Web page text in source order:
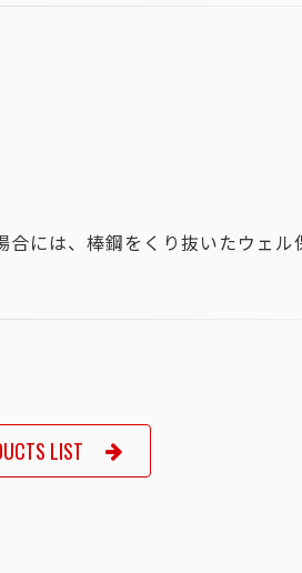
には、棒鋼をくり抜いたウェ
LIST